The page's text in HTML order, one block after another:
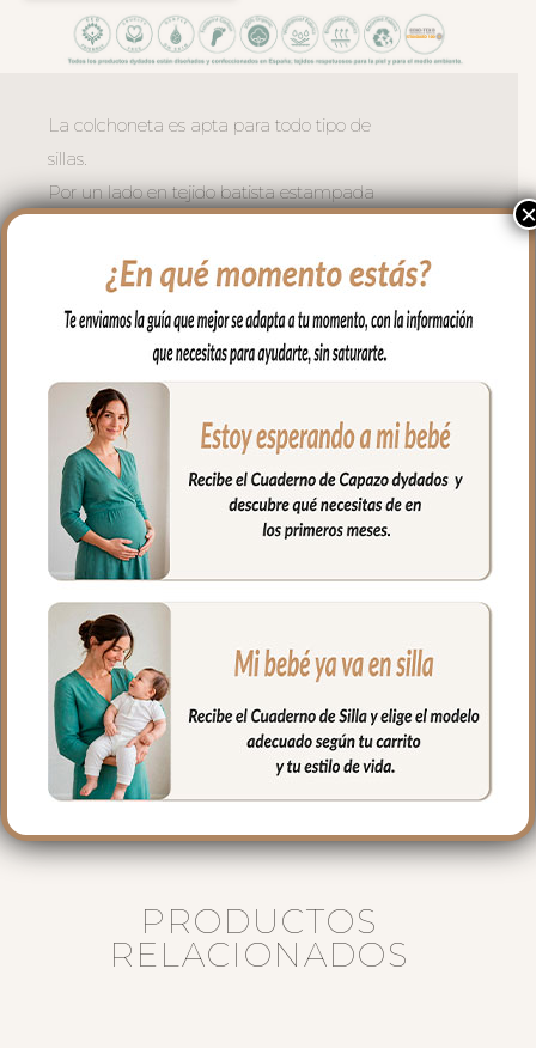
La colchoneta es apta para todo tipo de
sillas.
Por un lado en tejido batista estampada
el otro lado en tejido piqué de algodón en
El relleno de la funda es una micro fibra
hueca para mayor confort del bebé y
muy buena transpirabilidad.
Para sujetarla a la silla lleva cintas y
gomitas para ajustarla bien.
En la zona de los pies una trasera elástica
para sujetar la funda en la parte de
abajo.
para la salida de arenes de todo tipo de
sillas.
Puedes lavar a mano o en lavadora,
siempre agua fría, jabones no abrasivos y
secado al natural.
PRODUCTOS
RELACIONADOS
×